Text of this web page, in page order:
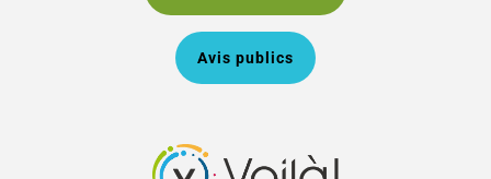
Avis publics